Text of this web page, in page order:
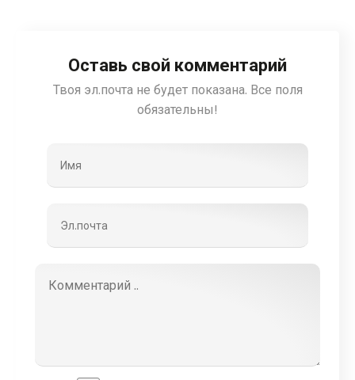
Оставь свой комментарий
Твоя эл.почта не будет показана. Все поля
обязательны!